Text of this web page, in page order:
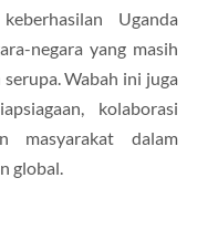
Uganda
negara yang masih
Wabah ini juga
kolaborasi
masyarakat dalam
global.